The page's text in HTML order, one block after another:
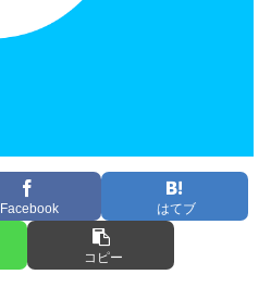
Facebook はてブ
コピー